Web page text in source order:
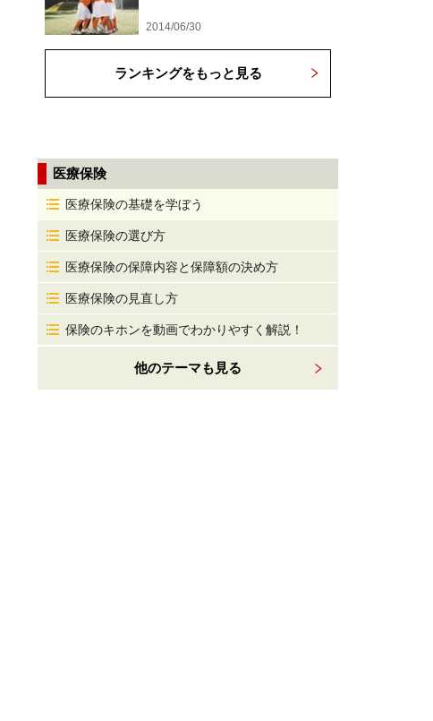
2014/06/30
ランキングをもっと見る
医療保険
医療保険の基礎を学ぼう
医療保険の選び方
医療保険の保障内容と保障額の決め方
医療保険の見直し方
保険のキホンを動画でわかりやすく解説！
他のテーマも見る